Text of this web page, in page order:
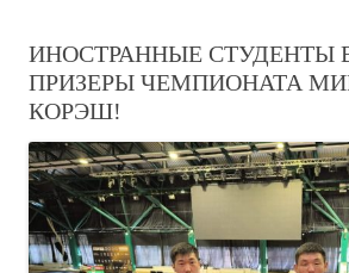
ИНОСТРАННЫЕ СТУДЕНТЫ
ПРИЗЕРЫ ЧЕМПИОНАТА
КОРЭШ!